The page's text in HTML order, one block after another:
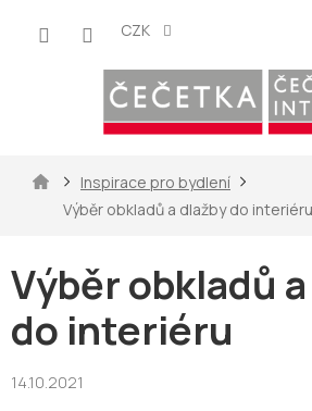
CZK
DomůInspirace pro bydlení
Výběr obkladů a dlažby do interiéru
Výběr obkladů
do interiéru
14.10.2021